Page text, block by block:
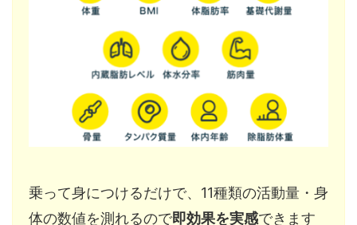
乗って身につけるだけで、11種類の活動量・身
体の数値を測れるので即効果を実感できます